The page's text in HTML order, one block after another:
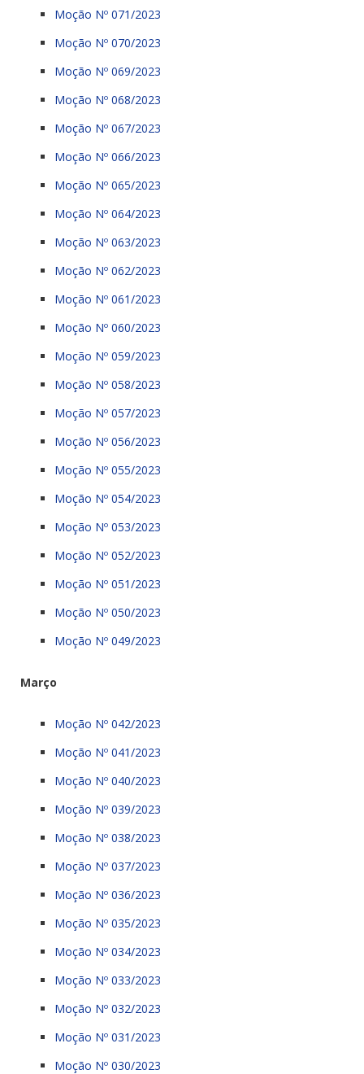
Moção Nº 071/2023
Moção Nº 070/2023
Moção Nº 069/2023
Moção Nº 068/2023
Moção Nº 067/2023
Moção Nº 066/2023
Moção Nº 065/2023
Moção Nº 064/2023
Moção Nº 063/2023
Moção Nº 062/2023
Moção Nº 061/2023
Moção Nº 060/2023
Moção Nº 059/2023
Moção Nº 058/2023
Moção Nº 057/2023
Moção Nº 056/2023
Moção Nº 055/2023
Moção Nº 054/2023
Moção Nº 053/2023
Moção Nº 052/2023
Moção Nº 051/2023
Moção Nº 050/2023
Moção Nº 049/2023
Março
Moção Nº 042/2023
Moção Nº 041/2023
Moção Nº 040/2023
Moção Nº 039/2023
Moção Nº 038/2023
Moção Nº 037/2023
Moção Nº 036/2023
Moção Nº 035/2023
Moção Nº 034/2023
Moção Nº 033/2023
Moção Nº 032/2023
Moção Nº 031/2023
Moção Nº 030/2023